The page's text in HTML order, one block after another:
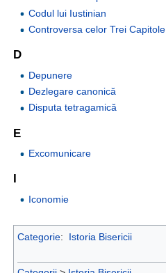
Codul lui Iustinian
Controversa celor Trei Capitole
D
Depunere
Dezlegare canonică
Disputa tetragamică
E
Excomunicare
Iconomie
Categorie: Istoria Bisericii